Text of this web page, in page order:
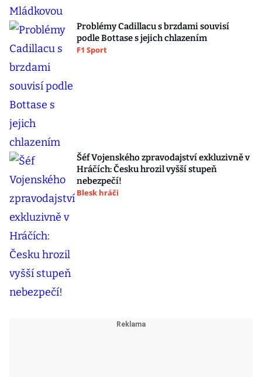
Problémy Cadillacu s brzdami souvisí
podle Bottase s jejich chlazením
F1 Sport
Šéf Vojenského zpravodajství exkluzivně v
Hráčích: Česku hrozil vyšší stupeň
nebezpečí!
Blesk hráči